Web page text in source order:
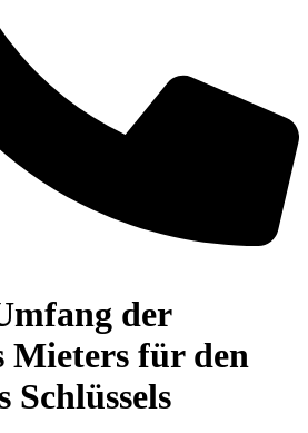
der
Mieters für den
Schlüssels